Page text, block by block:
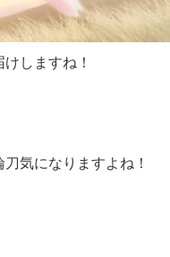
しますね！
気になりますよね！